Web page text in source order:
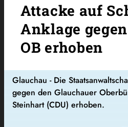
Attacke auf
Anklage
OB erhoben
Glauchau - Die
gegen den Glauchauer
Steinhart (CDU) erhoben.